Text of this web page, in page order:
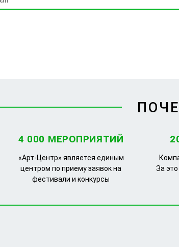
4 000 МЕРОПРИЯТИЙ
«Арт-Центр» является единым
центром по приему заявок на
фестивали и конкурсы
За